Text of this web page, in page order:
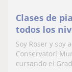
Clases de
todos los
Soy Roser y soy
Conservatori
cursando el